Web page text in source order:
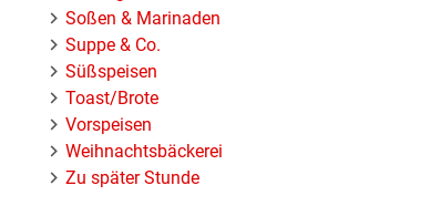
Soßen & Marinaden
Suppe & Co.
Süßspeisen
Toast/Brote
Vorspeisen
Weihnachtsbäckerei
Zu später Stunde